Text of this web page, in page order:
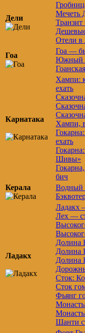
Дели
Мечеть
Транзит
Отели в
Гоа
Гоа —
Южный
Карнатака
Хампи:
ехать
Хампи,
ехать
Шивы»
бич
Керала
Водный
Ладакх
Ладакх
Лех —
Долина
Долина
Долина
Сток:
Сток
Фьянг
Шанти